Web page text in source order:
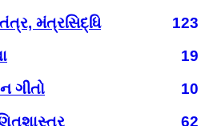
મંત્રસિદ્ધિ
123
19
ગીતો
10
62